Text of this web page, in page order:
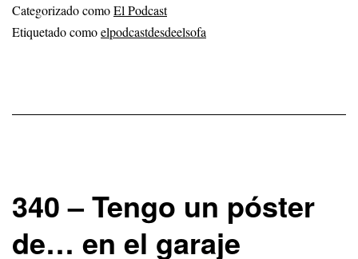
El
Resto
Categorizado comoEl Podcast
Etiquetado comoelpodcastdesdeelsofa
340 – Tengo un póster
de… en el garaje